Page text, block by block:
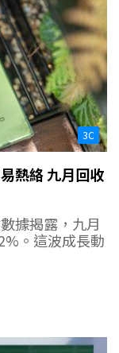
3C
熱絡 九月回收
據揭露，九月
。這波成長動